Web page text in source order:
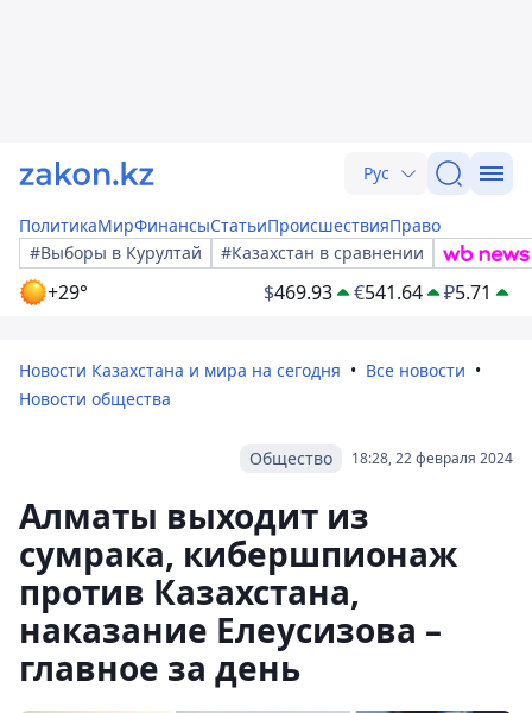
Рус
ПолитикаМирФинансыСтатьиПроисшествияПраво
#Выборы в Курултай
#Казахстан в сравнении
+29° $469.93 €541.64 ₽5.71
Новости Казахстана и мира на сегодня
Все новости
Новости общества
18:28, 22 февраля 2024
Общество
Алматы выходит из
сумрака, кибершпионаж
против Казахстана,
наказание Елеусизова –
главное за день